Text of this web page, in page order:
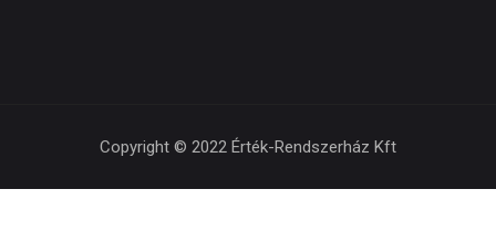
Copyright © 2022 Érték-Rendszerház Kft